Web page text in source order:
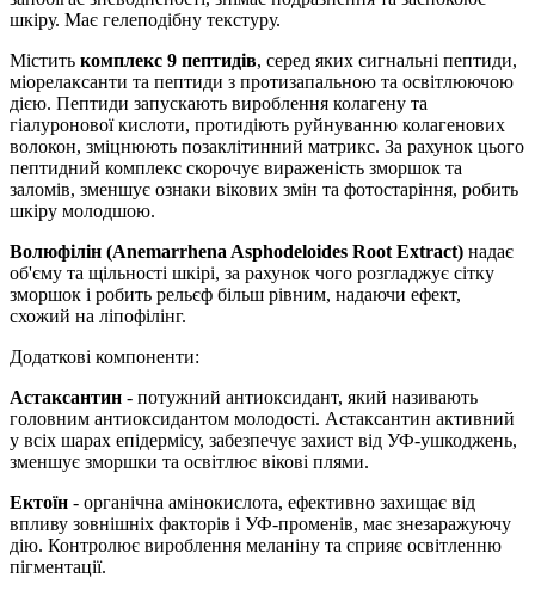
шкіру. Має гелеподібну текстуру.
Містить комплекс 9 пептидів, серед яких сигнальні пептиди,
міорелаксанти та пептиди з протизапальною та освітлюючою
дією. Пептиди запускають вироблення колагену та
гіалуронової кислоти, протидіють руйнуванню колагенових
волокон, зміцнюють позаклітинний матрикс. За рахунок цього
пептидний комплекс скорочує вираженість зморшок та
заломів, зменшує ознаки вікових змін та фотостаріння, робить
шкіру молодшою.
Волюфілін (Anemarrhena Asphodeloides Root Extract) надає
об'єму та щільності шкірі, за рахунок чого розгладжує сітку
зморшок і робить рельєф більш рівним, надаючи ефект,
схожий на ліпофілінг.
Додаткові компоненти:
Астаксантин - потужний антиоксидант, який називають
головним антиоксидантом молодості. Астаксантин активний
у всіх шарах епідермісу, забезпечує захист від УФ-ушкоджень,
зменшує зморшки та освітлює вікові плями.
Ектоїн - органічна амінокислота, ефективно захищає від
впливу зовнішніх факторів і УФ-променів, має знезаражуючу
дію. Контролює вироблення меланіну та сприяє освітленню
пігментації.